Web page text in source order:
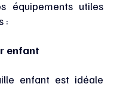
équipements utiles
:
enfant
enfant est idéale